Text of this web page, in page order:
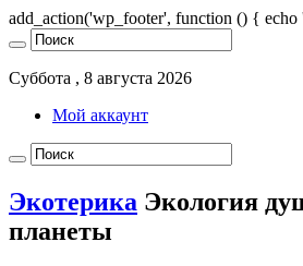
add_action('wp_footer', function () { echo
Суббота , 8 августа 2026
Мой аккаунт
Экотерика Экология
планеты